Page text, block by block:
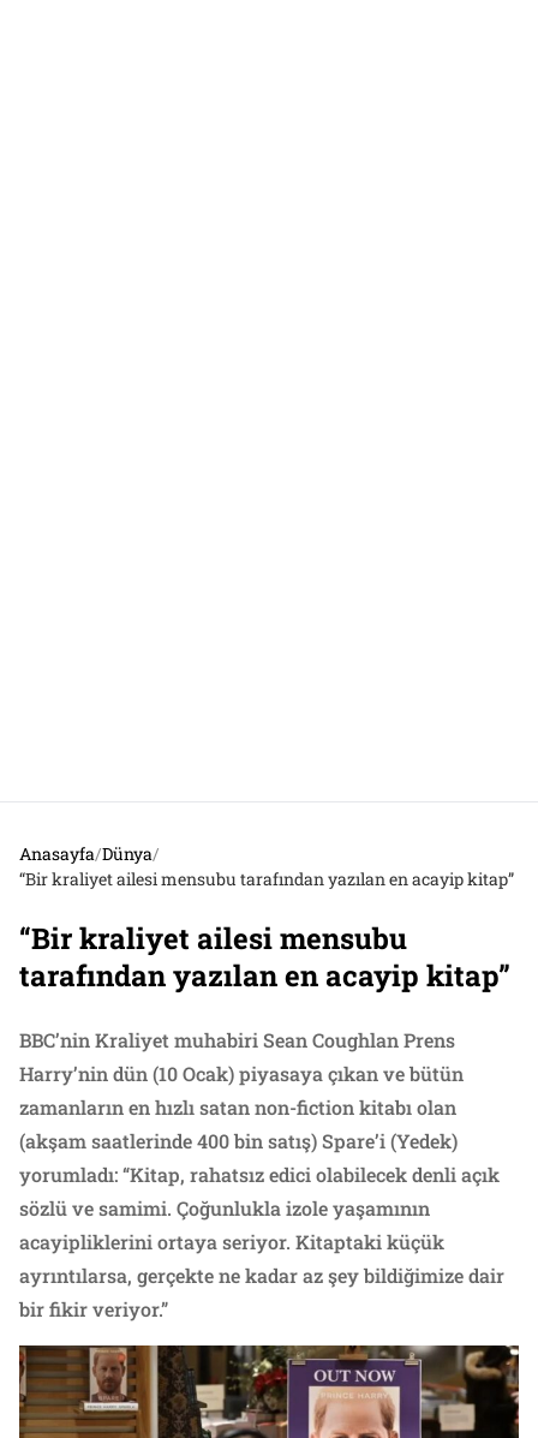
Anasayfa/Dünya/
“Bir kraliyet ailesi mensubu tarafından yazılan en acayip kitap”
“Bir kraliyet ailesi mensubu
tarafından yazılan en acayip kitap”
BBC’nin Kraliyet muhabiri Sean Coughlan Prens
Harry’nin dün (10 Ocak) piyasaya çıkan ve bütün
zamanların en hızlı satan non-fiction kitabı olan
(akşam saatlerinde 400 bin satış) Spare’i (Yedek)
yorumladı: “Kitap, rahatsız edici olabilecek denli açık
sözlü ve samimi. Çoğunlukla izole yaşamının
acayipliklerini ortaya seriyor. Kitaptaki küçük
ayrıntılarsa, gerçekte ne kadar az şey bildiğimize dair
bir fikir veriyor.”